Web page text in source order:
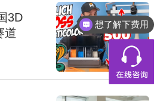
3D
道
想了解下费用